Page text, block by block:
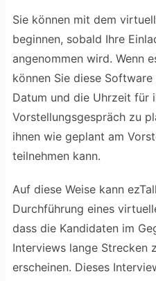
Sie können mit dem
beginnen, sobald Ihre
angenommen wird. Wenn
können Sie diese
Datum und die Uhrzeit für
Vorstellungsgespräch zu
ihnen wie geplant am
teilnehmen kann.
Auf diese Weise kann
Durchführung eines
dass die Kandidaten im
Interviews lange Strecken
erscheinen. Dieses